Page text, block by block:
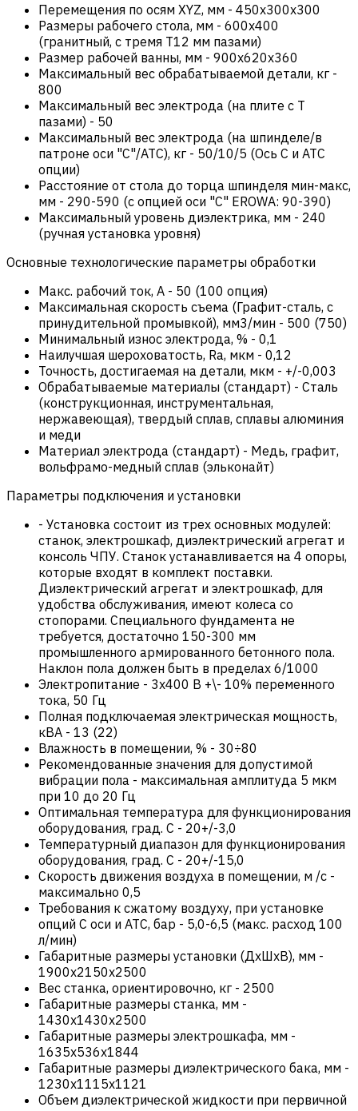
Перемещения по осям XYZ, мм - 450х300х300
Размеры рабочего стола, мм - 600х400
(гранитный, с тремя Т12 мм пазами)
Размер рабочей ванны, мм - 900х620х360
Максимальный вес обрабатываемой детали, кг -
800
Максимальный вес электрода (на плите с Т
пазами) - 50
Максимальный вес электрода (на шпинделе/в
патроне оси "С"/АТС), кг - 50/10/5 (Ось С и ATC
опции)
Расстояние от стола до торца шпинделя мин-макс,
мм - 290-590 (с опцией оси "С" EROWA: 90-390)
Максимальный уровень диэлектрика, мм - 240
(ручная установка уровня)
Основные технологические параметры обработки
Макс. рабочий ток, А - 50 (100 опция)
Максимальная скорость съема (Графит-сталь, с
принудительной промывкой), мм3/мин - 500 (750)
Минимальный износ электрода, % - 0,1
Наилучшая шероховатость, Ra, мкм - 0,12
Точность, достигаемая на детали, мкм - +/-0,003
Обрабатываемые материалы (стандарт) - Сталь
(конструкционная, инструментальная,
нержавеющая), твердый сплав, сплавы алюминия
и меди
Материал электрода (стандарт) - Медь, графит,
вольфрамо-медный сплав (эльконайт)
Параметры подключения и установки
- Установка состоит из трех основных модулей:
станок, электрошкаф, диэлектрический агрегат и
консоль ЧПУ. Станок устанавливается на 4 опоры,
которые входят в комплект поставки.
Диэлектрический агрегат и электрошкаф, для
удобства обслуживания, имеют колеса со
стопорами. Специального фундамента не
требуется, достаточно 150-300 мм
промышленного армированного бетонного пола.
Наклон пола должен быть в пределах 6/1000
Электропитание - 3х400 В +\- 10% переменного
тока, 50 Гц
Полная подключаемая электрическая мощность,
кВА - 13 (22)
Влажность в помещении, % - 30÷80
Рекомендованные значения для допустимой
вибрации пола - максимальная амплитуда 5 мкм
при 10 до 20 Гц
Оптимальная температура для функционирования
оборудования, град. С - 20+/-3,0
Температурный диапазон для функционирования
оборудования, град. С - 20+/-15,0
Скорость движения воздуха в помещении, м /с -
максимально 0,5
Требования к сжатому воздуху, при установке
опций С оси и ATC, бар - 5,0-6,5 (макс. расход 100
л/мин)
Габаритные размеры установки (ДхШхВ), мм -
1900x2150x2500
Вес станка, ориентировочно, кг - 2500
Габаритные размеры станка, мм -
1430х1430х2500
Габаритные размеры электрошкафа, мм -
1635х536х1844
Габаритные размеры диэлектрического бака, мм -
1230х1115х1121
Объем диэлектрической жидкости при первичной